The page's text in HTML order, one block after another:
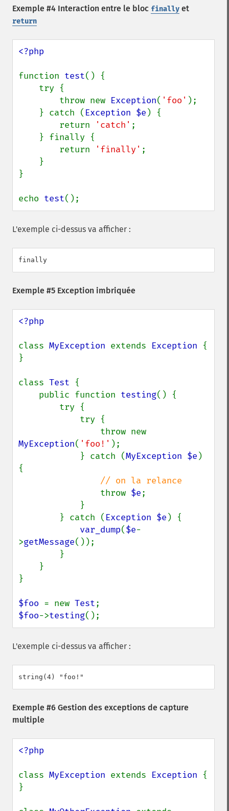
Exemple #4 Interaction entre le bloc finally et
return
<?php
function test() {
        throw new
Exception( 'foo' );
    } catch (
Exception $e ) {
        return
'catch' ;
        return
'finally' ;
}
echo test();
L'exemple ci-dessus va afficher :
Exemple #5 Exception imbriquée
<?php
class MyException extends Exception {
}
class Test {
    public function
testing() {
MyException( 'foo!' );
            } catch (
MyException $e )
{
// on la relance
throw $e;
        } catch (
Exception $e ) {
var_dump($e-
>getMessage());
}
$foo = new Test
$foo->testing();
L'exemple ci-dessus va afficher :
Exemple #6 Gestion des exceptions de capture
multiple
<?php
class MyException extends Exception {
}